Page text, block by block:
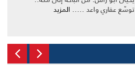
توسّع عقاري واعد ..... المزيد